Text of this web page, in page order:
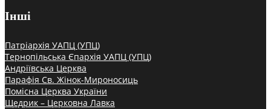
Інші
Патріархія УАПЦ (УПЦ)
Тернопільська Єпархія УАПЦ (УПЦ)
Андріївська Церква
Парафія Св. Жінок-Мироносиць
Помісна Церква України
Щедрик – Церковна Лавка